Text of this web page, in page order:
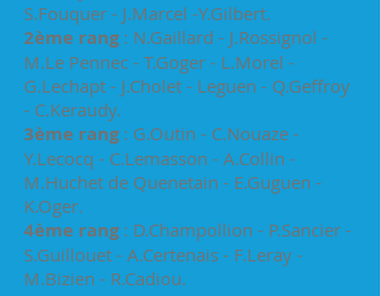
S.Fouquer - J.Marcel -Y.Gilbert.
2ème rang: N.Gaillard - J.Rossignol -
M.Le Pennec - T.Goger - L.Morel -
G.Lechapt - J.Cholet - Leguen - Q.Geffroy
- C.Keraudy.
3ème rang: G.Outin - C.Nouaze -
Y.Lecocq - C.Lemasson - A.Collin -
M.Huchet de Quenetain - E.Guguen -
K.Oger.
4ème rang: D.Champollion - P.Sancier -
S.Guillouet - A.Certenais - F.Leray -
M.Bizien - R.Cadiou.